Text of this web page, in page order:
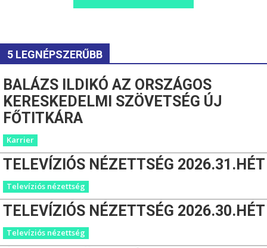
5 LEGNÉPSZERŰBB
BALÁZS ILDIKÓ AZ ORSZÁGOS
KERESKEDELMI SZÖVETSÉG ÚJ
FŐTITKÁRA
Karrier
TELEVÍZIÓS NÉZETTSÉG 2026.31.HÉT
Televíziós nézettség
TELEVÍZIÓS NÉZETTSÉG 2026.30.HÉT
Televíziós nézettség